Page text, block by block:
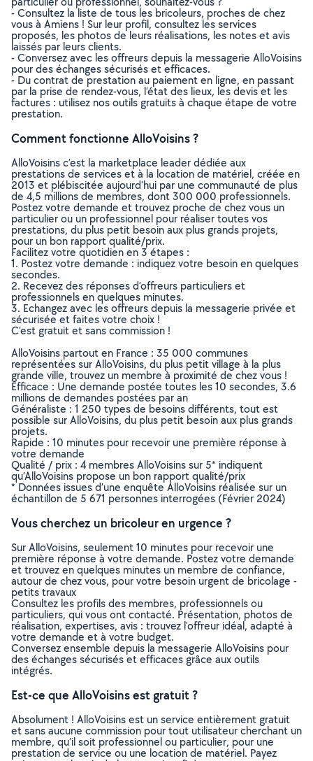
- Consultez la liste de tous les bricoleurs, proches de chez
vous à Amiens ! Sur leur profil, consultez les services
proposés, les photos de leurs réalisations, les notes et avis
laissés par leurs clients.
- Conversez avec les offreurs depuis la messagerie AlloVoisins
pour des échanges sécurisés et efficaces.
- Du contrat de prestation au paiement en ligne, en passant
par la prise de rendez-vous, l’état des lieux, les devis et les
factures : utilisez nos outils gratuits à chaque étape de votre
prestation.
Comment fonctionne AlloVoisins ?
AlloVoisins c’est la marketplace leader dédiée aux
prestations de services et à la location de matériel, créée en
2013 et plébiscitée aujourd’hui par une communauté de plus
de 4,5 millions de membres, dont 300 000 professionnels.
Postez votre demande et trouvez proche de chez vous un
particulier ou un professionnel pour réaliser toutes vos
prestations, du plus petit besoin aux plus grands projets,
pour un bon rapport qualité/prix.
Facilitez votre quotidien en 3 étapes :
1. Postez votre demande : indiquez votre besoin en quelques
secondes.
2. Recevez des réponses d’offreurs particuliers et
professionnels en quelques minutes.
3. Echangez avec les offreurs depuis la messagerie privée et
sécurisée et faites votre choix !
C’est gratuit et sans commission !
AlloVoisins partout en France : 35 000 communes
représentées sur AlloVoisins, du plus petit village à la plus
grande ville, trouvez un membre à proximité de chez vous !
Efficace : Une demande postée toutes les 10 secondes, 3.6
millions de demandes postées par an
Généraliste : 1 250 types de besoins différents, tout est
possible sur AlloVoisins, du plus petit besoin aux plus grands
projets.
Rapide : 10 minutes pour recevoir une première réponse à
votre demande
Qualité / prix : 4 membres AlloVoisins sur 5* indiquent
qu’AlloVoisins propose un bon rapport qualité/prix
* Données issues d’une enquête AlloVoisins réalisée sur un
échantillon de 5 671 personnes interrogées (Février 2024)
Vous cherchez un bricoleur en urgence ?
Sur AlloVoisins, seulement 10 minutes pour recevoir une
première réponse à votre demande. Postez votre demande
et trouvez en quelques minutes un membre de confiance,
autour de chez vous, pour votre besoin urgent de bricolage -
petits travaux
Consultez les profils des membres, professionnels ou
particuliers, qui vous ont contacté. Présentation, photos de
réalisation, expertises, avis : trouvez l'offreur idéal, adapté à
votre demande et à votre budget.
Conversez ensemble depuis la messagerie AlloVoisins pour
des échanges sécurisés et efficaces grâce aux outils
intégrés.
Est-ce que AlloVoisins est gratuit ?
Absolument ! AlloVoisins est un service entièrement gratuit
et sans aucune commission pour tout utilisateur cherchant un
membre, qu’il soit professionnel ou particulier, pour une
prestation de service ou une location de matériel. Payez